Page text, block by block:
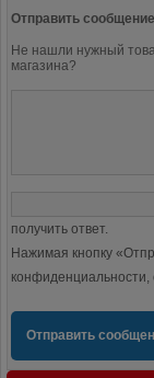
Отправить
Не нашли нужный
магазина?
получить ответ.
Нажимая кнопку
Отправить